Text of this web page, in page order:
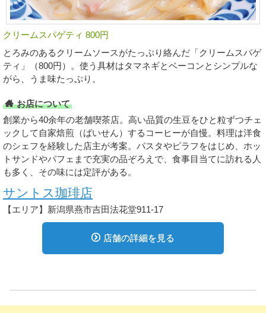
クリームスパゲティ 800円
とろみのあるクリームソースがたっぷり絡んだ「クリームスパゲ
ティ」（800円）。使う具材はタマネギとベーコンとシンプルな
がら、うま味たっぷり。
お店について
創業から40余年の老舗喫茶店。高い品質の生豆をひと粒ずつチェ
ックして自家焙煎（ばいせん）するコーヒーが自慢。料理は洋食
のシェフを経験した店主が考案。パスタやピラフをはじめ、ホッ
トサンドやパフェまで充実の品ぞろえで、食事目当てに訪れる人
も多く、その味には定評がある。
サントス珈琲店
【エリア】新潟県燕市吉田法花堂911-17
店舗の詳細を見る